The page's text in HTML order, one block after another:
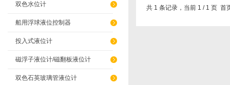
双色水位计
船用浮球液位控制器
投入式液位计
磁浮子液位计/磁翻板液位计
双色石英玻璃管液位计
共 1 条记录，当前 1 / 1 页